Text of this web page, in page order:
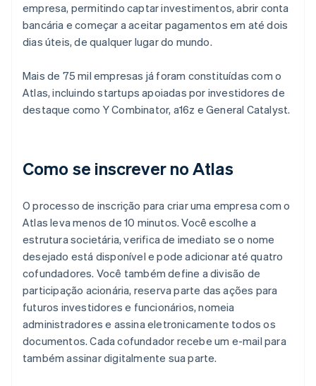
empresa, permitindo captar investimentos, abrir conta
bancária e começar a aceitar pagamentos em até dois
dias úteis, de qualquer lugar do mundo.
Mais de 75 mil empresas já foram constituídas com o
Atlas, incluindo startups apoiadas por investidores de
destaque como Y Combinator, a16z e General Catalyst.
Como se inscrever no Atlas
O processo de inscrição para criar uma empresa com o
Atlas leva menos de 10 minutos. Você escolhe a
estrutura societária, verifica de imediato se o nome
desejado está disponível e pode adicionar até quatro
cofundadores. Você também define a divisão de
participação acionária, reserva parte das ações para
futuros investidores e funcionários, nomeia
administradores e assina eletronicamente todos os
documentos. Cada cofundador recebe um e-mail para
também assinar digitalmente sua parte.